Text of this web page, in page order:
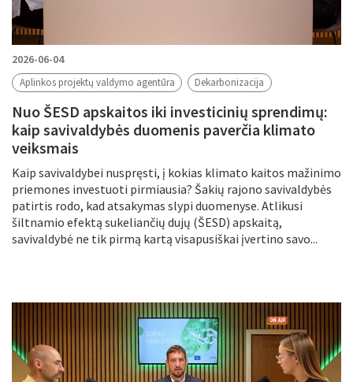
2026-06-04
Aplinkos projektų valdymo agentūra Dekarbonizacija
Nuo ŠESD apskaitos iki investicinių sprendimų:
kaip savivaldybės duomenis paverčia klimato
veiksmais
Kaip savivaldybei nuspręsti, į kokias klimato kaitos mažinimo
priemones investuoti pirmiausia? Šakių rajono savivaldybės
patirtis rodo, kad atsakymas slypi duomenyse. Atlikusi
šiltnamio efektą sukeliančių dujų (ŠESD) apskaitą,
savivaldybė ne tik pirmą kartą visapusiškai įvertino savo...